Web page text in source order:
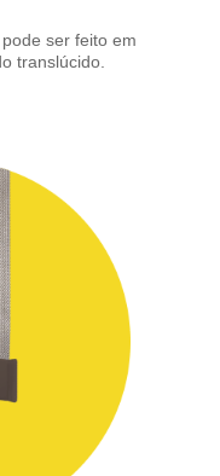
ser feito em
translúcido.